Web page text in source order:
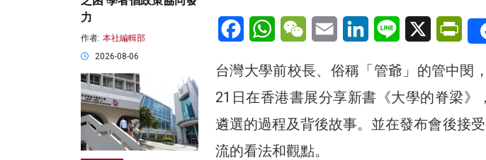
FacebookWhatsAppWeChatEmail LinkedInLine X
台灣大學前校長、俗稱「管爺」的管中閔
21日在香港書展分享新書《大學的脊梁》
遴選的過程及背後故事。並在發布會後接
流的看法和觀點。
力
作者: 本社編輯部
2026-08-06